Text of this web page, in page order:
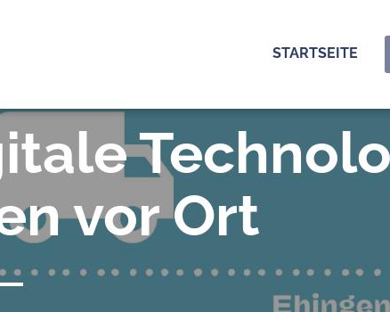
STARTSEITE
vor Ort